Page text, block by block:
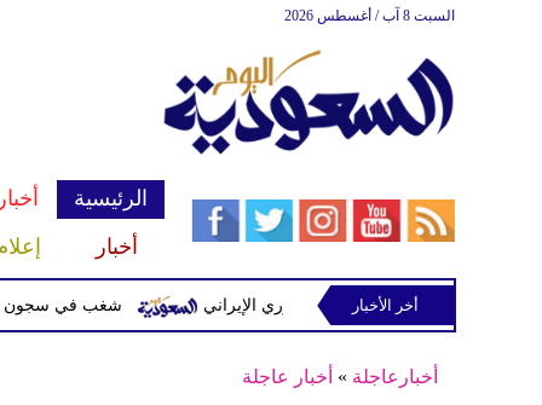
السبت 8 آب / أغسطس 2026
الرئيسية
أخبار
شغب في سجون سريلانكا يودي بحياة 3 مشفرة لدعمها الحرس الثوري الإيراني
أخر الأخبار
أخبارعاجلة » أخبار عاجلة